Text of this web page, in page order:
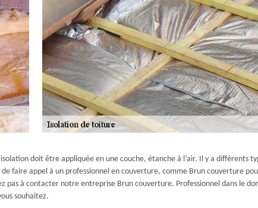
doit être appliquée en une couche, étanche à l’air. Il y a différents
faire appel à un professionnel en couverture, comme Brun couverture
pas à contacter notre entreprise Brun couverture. Professionnel dans le
souhaitez.